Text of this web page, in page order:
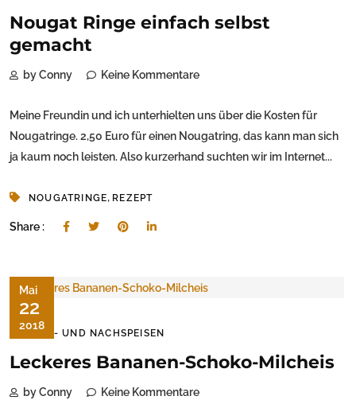
Nougat Ringe einfach selbst
gemacht
by Conny Keine Kommentare
Meine Freundin und ich unterhielten uns über die Kosten für
Nougatringe. 2,50 Euro für einen Nougatring, das kann man sich
ja kaum noch leisten. Also kurzerhand suchten wir im Internet...
NOUGATRINGE, REZEPT
Share :
Mai
22
2018
SÜSS- UND NACHSPEISEN
Leckeres Bananen-Schoko-Milcheis
by Conny Keine Kommentare